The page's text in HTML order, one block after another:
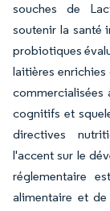
souches de
soutenir la santé
probiotiques
laitières
commercialisées
cognitifs et
directives
l'accent sur le
réglementaire
alimentaire et de